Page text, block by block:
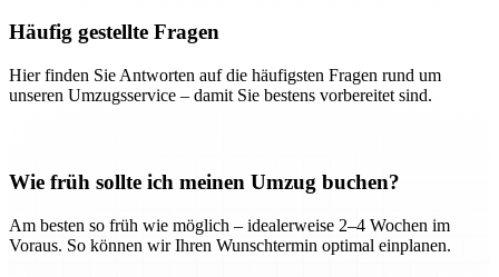
Häufig gestellte Fragen
Hier finden Sie Antworten auf die häufigsten Fragen rund um
unseren Umzugsservice – damit Sie bestens vorbereitet sind.
Wie früh sollte ich meinen Umzug buchen?
Am besten so früh wie möglich – idealerweise 2–4 Wochen im
Voraus. So können wir Ihren Wunschtermin optimal einplanen.